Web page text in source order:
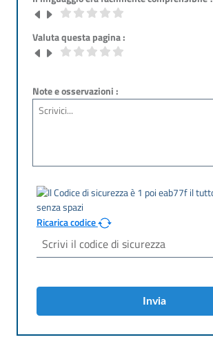
Valuta questa pagina :
Note e osservazioni :
Ricarica codice
Invia